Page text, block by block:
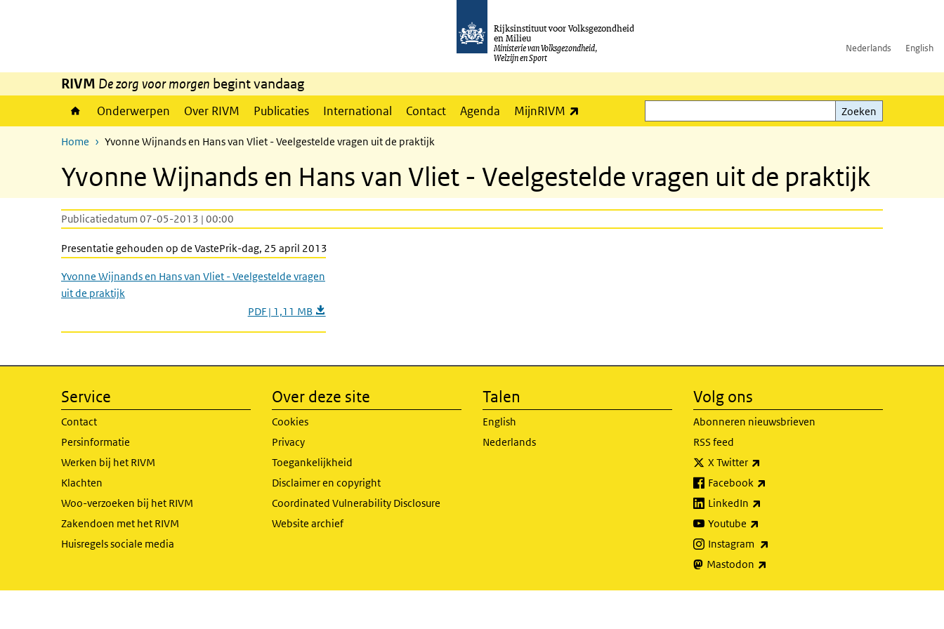
Rijksinstituut voor Volksgezondheid
en Milieu
Ministerie van Volksgezondheid,
Welzijn en Sport
Nederlands English
RIVM De zorg voor morgen begint vandaag
Onderwerpen Over RIVM Publicaties International Contact Agenda MijnRIVM
Zoeken
Zoeken
Home Yvonne Wijnands en Hans van Vliet - Veelgestelde vragen uit de praktijk
Yvonne Wijnands en Hans van Vliet - Veelgestelde vragen uit de praktijk
Publicatiedatum 07-05-2013 | 00:00
Presentatie gehouden op de VastePrik-dag, 25 april 2013
Yvonne Wijnands en Hans van Vliet - Veelgestelde vragen
uit de praktijk
PDF | 1,11 MB
Service
Contact
Persinformatie
Werken bij het RIVM
Klachten
Woo-verzoeken bij het RIVM
Zakendoen met het RIVM
Huisregels sociale media
Over deze site
Cookies
Privacy
Toegankelijkheid
Disclaimer en copyright
Coordinated Vulnerability Disclosure
Website archief
Talen
English
Nederlands
Volg ons
Abonneren nieuwsbrieven
RSS feed
X Twitter
Facebook
LinkedIn
Youtube
Instagram
Mastodon